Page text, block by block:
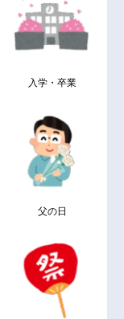
入学・卒業
父の日